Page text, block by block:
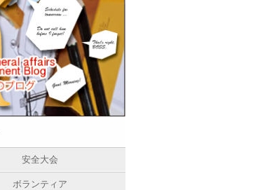
安全大会
ボランティア